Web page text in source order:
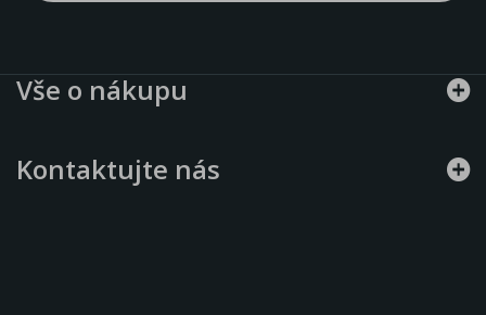
Vše o nákupu
Kontaktujte nás